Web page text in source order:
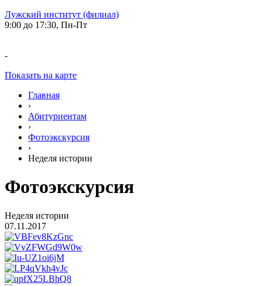
Лужский институт (филиал)
9:00 до 17:30, Пн-Пт
-
Показать на карте
Главная
›
Абитуриентам
›
Фотоэкскурсия
›
Неделя истории
Фотоэкскурсия
Неделя истории
07.11.2017